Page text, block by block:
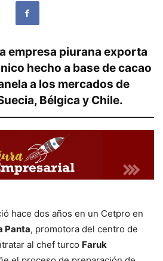
empresa piurana exporta
hecho a base de cacao
a los mercados de
Bélgica y Chile.
hace dos años en un Cetpro en
Panta, promotora del centro de
al chef turco Faruk